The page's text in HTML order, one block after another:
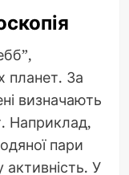
планет. За
визначають
Наприклад,
пари
активність. У